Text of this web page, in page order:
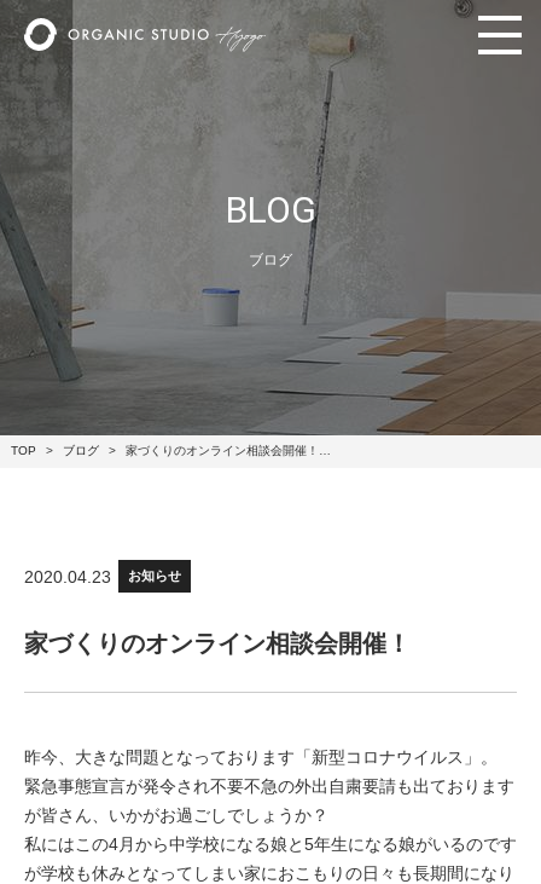
BLOG
ブログ
TOP ブログ 家づくりのオンライン相談会開催！…
2020.04.23 お知らせ
家づくりのオンライン相談会開催！
昨今、大きな問題となっております「新型コロナウイルス」。
緊急事態宣言が発令され不要不急の外出自粛要請も出ております
が皆さん、いかがお過ごしでしょうか？
私にはこの4月から中学校になる娘と5年生になる娘がいるのです
が学校も休みとなってしまい家におこもりの日々も長期間になり